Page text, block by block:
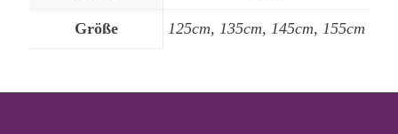
Größe 125cm, 135cm, 145cm, 155cm